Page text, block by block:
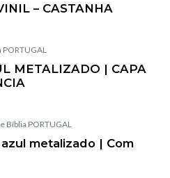
– CASTANHA
METALIZADO | CAPA
Bíblia PORTUGAL
metalizado | Com